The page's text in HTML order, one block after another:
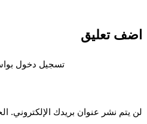
تعليق
تسجيل دخول بواسطة
نشر عنوان بريدك الإلكتروني. الحقول